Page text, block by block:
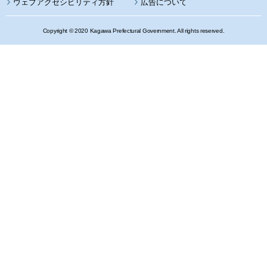
ウェブアクセシビリティ方針 広告について
Copyright © 2020 Kagawa Prefectural Government. All rights reserved.